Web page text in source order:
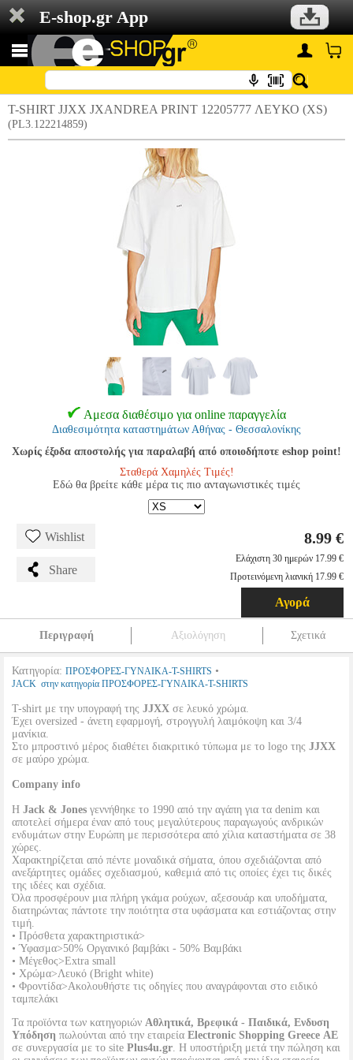
E-shop.gr App
T-SHIRT JJXX JXANDREA PRINT 12205777 ΛΕΥΚΟ (XS)
(PL3.122214859)
Αμεσα διαθέσιμο για online παραγγελία
Διαθεσιμότητα καταστημάτων Αθήνας - Θεσσαλονίκης
Χωρίς έξοδα αποστολής για παραλαβή από οποιοδήποτε eshop point!
Σταθερά Χαμηλές Τιμές!
Εδώ θα βρείτε κάθε μέρα τις πιο ανταγωνιστικές τιμές
Wishlist
Share
8.99 €
Ελάχιστη 30 ημερών 17.99 €
Προτεινόμενη λιανική 17.99 €
Αγορά
Περιγραφή Αξιολόγηση Σχετικά
Κατηγορία: ΠΡΟΣΦΟΡΕΣ-ΓΥΝΑΙΚΑ-T-SHIRTS •
JACK στην κατηγορία ΠΡΟΣΦΟΡΕΣ-ΓΥΝΑΙΚΑ-T-SHIRTS
T-shirt με την υπογραφή της JJXX σε λευκό χρώμα.
Έχει oversized - άνετη εφαρμογή, στρογγυλή λαιμόκοψη και 3/4
μανίκια.
Στο μπροστινό μέρος διαθέτει διακριτικό τύπωμα με το logo της JJXX
σε μαύρο χρώμα.
Company info
Η Jack & Jones γεννήθηκε το 1990 από την αγάπη για τα denim και
αποτελεί σήμερα έναν από τους μεγαλύτερους παραγωγούς ανδρικών
ενδυμάτων στην Ευρώπη με περισσότερα από χίλια καταστήματα σε 38
χώρες.
Χαρακτηρίζεται από πέντε μοναδικά σήματα, όπου σχεδιάζονται από
ανεξάρτητες ομάδες σχεδιασμού, καθεμιά από τις οποίες έχει τις δικές
της ιδέες και σχέδια.
Όλα προσφέρουν μια πλήρη γκάμα ρούχων, αξεσουάρ και υποδήματα,
διατηρώντας πάντοτε την ποιότητα στα υφάσματα και εστιάζοντας στην
τιμή.
• Πρόσθετα χαρακτηριστικά>
• Ύφασμα>50% Οργανικό βαμβάκι - 50% Βαμβάκι
• Μέγεθος>Extra small
• Χρώμα>Λευκό (Bright white)
• Φροντίδα>Ακολουθήστε τις οδηγίες που αναγράφονται στο ειδικό
ταμπελάκι
Τα προϊόντα των κατηγοριών Αθλητικά, Βρεφικά - Παιδικά, Ενδυση
Υπόδηση πωλούνται από την εταιρεία Electronic Shopping Greece ΑΕ
σε συνεργασία με το site Plus4u.gr. Η υποστήριξη μετά την πώληση και